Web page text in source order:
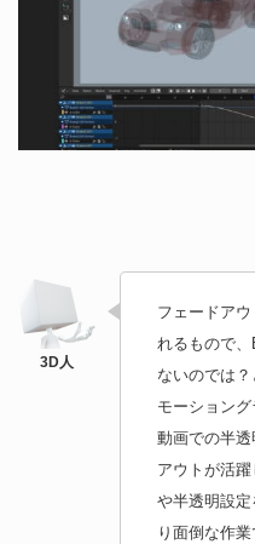
フェードア
れるもので
ないのでは
モーション
動画での半
アウトが活
や半透明設
り面倒な作